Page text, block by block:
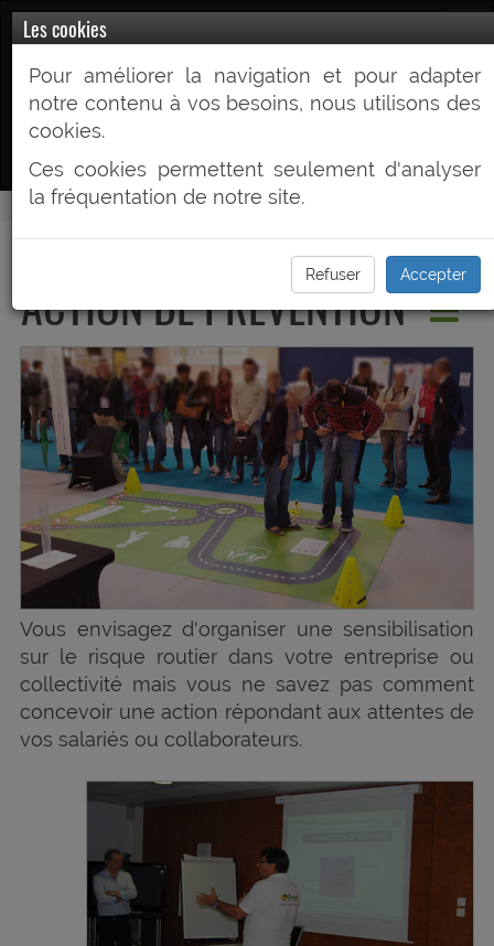
Prev2R.fr
Votre Partenaire Prévention du Risque
routier
CONCEVOIR UNE
ACTION DE PREVENTION
Vous envisagez d'organiser une sensibilisation
sur le risque routier dans votre entreprise ou
collectivité mais vous ne savez pas comment
concevoir une action répondant aux attentes de
vos salariés ou collaborateurs.
Les cookies
Pour améliorer la navigation et pour adapter
notre contenu à vos besoins, nous utilisons des
cookies.
Ces cookies permettent seulement d'analyser
la fréquentation de notre site.
Refuser Accepter